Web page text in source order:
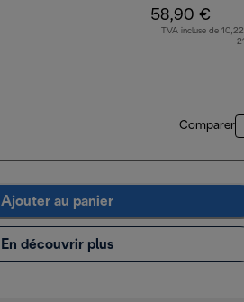
58,90 €
TVA incluse de
Comparer
Ajouter au panier
En découvrir plus